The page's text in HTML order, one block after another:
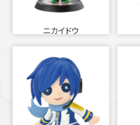
ニカイドウ